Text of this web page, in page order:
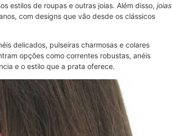
estilos de roupas e outras joias. Além disso, joias
com designs que vão desde os clássicos
delicados, pulseiras charmosas e colares
opções como correntes robustas, anéis
e o estilo que a prata oferece.